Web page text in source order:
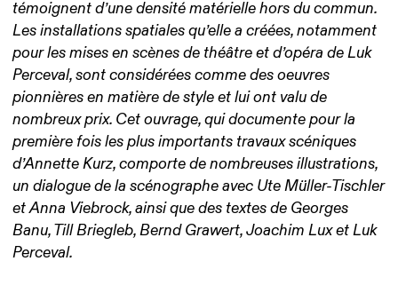
témoignent d’une densité matérielle hors du commun.
Les installations spatiales qu’elle a créées, notamment
pour les mises en scènes de théâtre et d’opéra de Luk
Perceval, sont considérées comme des oeuvres
pionnières en matière de style et lui ont valu de
nombreux prix. Cet ouvrage, qui documente pour la
première fois les plus importants travaux scéniques
d’Annette Kurz, comporte de nombreuses illustrations,
un dialogue de la scénographe avec Ute Müller-Tischler
et Anna Viebrock, ainsi que des textes de Georges
Banu, Till Briegleb, Bernd Grawert, Joachim Lux et Luk
Perceval.